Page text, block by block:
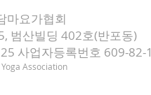
마요가협회
범산빌딩 402호(반포동)
사업자등록번호 609-82-
Association